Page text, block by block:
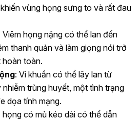
vùng họng sưng to và rất đau
Viêm họng nặng có thể lan đến
thanh quản và làm giọng nói trở
hoàn toàn.
: Vi khuẩn có thể lây lan từ
trùng huyết, một tình trạng
dọa tính mạng.
họng có mủ kéo dài có thể dẫn